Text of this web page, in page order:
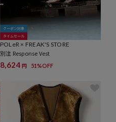
クーポン対象
タイムセール
POLeR × FREAK'S STORE
別注 Response Vest
8,624 円 51%OFF